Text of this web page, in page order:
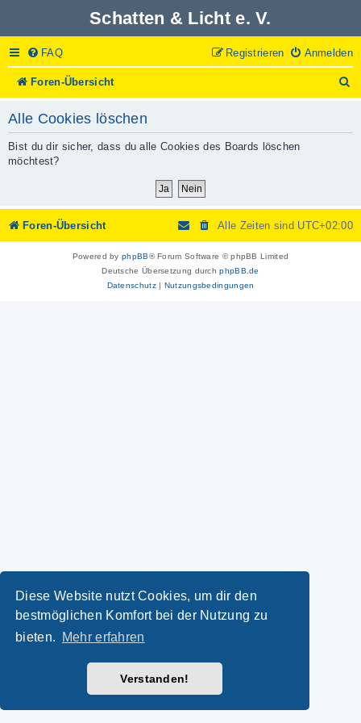
Diese Website nutzt Cookies, um dir den
bestmöglichen Komfort bei der Nutzung zu
bieten.
Mehr erfahren
Verstanden!
Schatten & Licht e. V.
FAQ Anmelden
Registrieren
Foren-Übersicht
u
Alle Cookies löschen
Bist du dir sicher, dass du alle Cookies des Boards löschen
möchtest?
Foren-Übersicht Alle Zeiten sind UTC+02:00
Powered byphpBB® Forum Software © phpBB Limited
Deutsche Übersetzung durchphpBB.de
Datenschutz| Nutzungsbedingungen